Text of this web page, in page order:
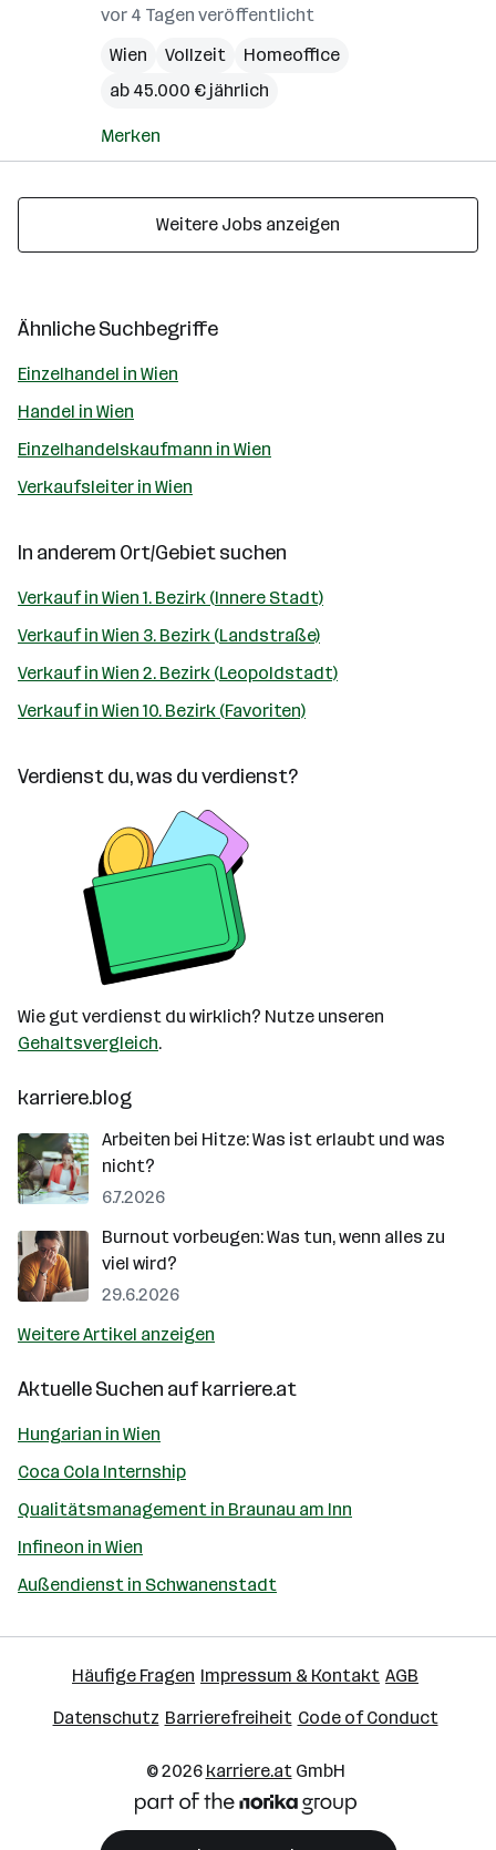
vor 4 Tagen veröffentlicht
Wien
Vollzeit
Homeoffice
ab 45.000 € jährlich
Merken
Weitere Jobs anzeigen
Ähnliche Suchbegriffe
Einzelhandel in Wien
Handel in Wien
Einzelhandelskaufmann in Wien
Verkaufsleiter in Wien
In anderem Ort/Gebiet suchen
Verkauf in Wien 1. Bezirk (Innere Stadt)
Verkauf in Wien 3. Bezirk (Landstraße)
Verkauf in Wien 2. Bezirk (Leopoldstadt)
Verkauf in Wien 10. Bezirk (Favoriten)
Verdienst du, was du verdienst?
Wie gut verdienst du wirklich? Nutze unseren
Gehaltsvergleich.
karriere.blog
Arbeiten bei Hitze: Was ist erlaubt und was
nicht?
6.7.2026
Burnout vorbeugen: Was tun, wenn alles zu
viel wird?
29.6.2026
Weitere Artikel anzeigen
Aktuelle Suchen aufkarriere.at
Hungarian in Wien
Coca Cola Internship
Qualitätsmanagement in Braunau am Inn
Infineon in Wien
Außendienst in Schwanenstadt
Häufige Fragen Impressum & Kontakt AGB
Datenschutz Barrierefreiheit Code of Conduct
© 2026 karriere.atGmbH